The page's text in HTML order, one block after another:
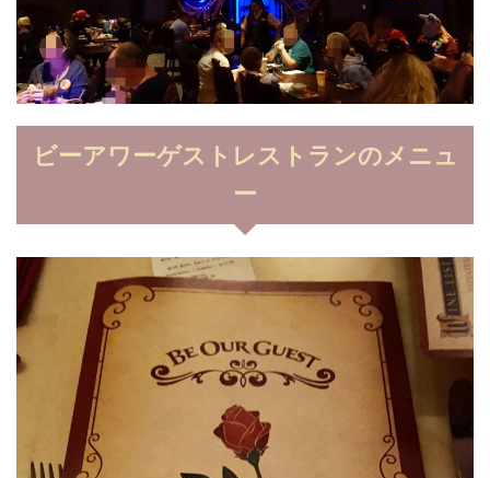
ビーアワーゲストレストランのメニュ
ー